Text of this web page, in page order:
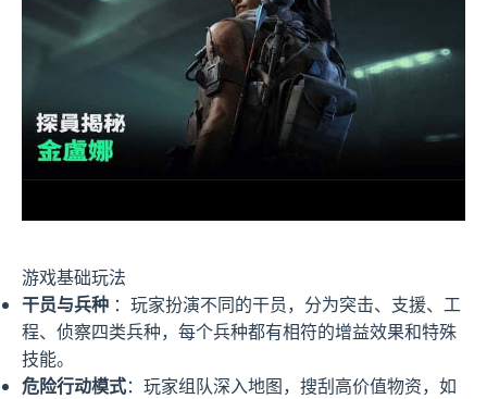
游戏基础玩法
干员与兵种 ：玩家扮演不同的干员，分为突击、支援、工
程、侦察四类兵种，每个兵种都有相符的增益效果和特殊
技能。
危险行动模式：玩家组队深入地图，搜刮高价值物资，如